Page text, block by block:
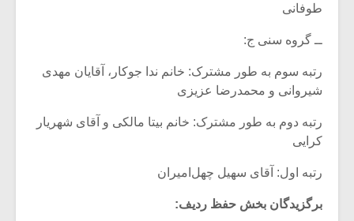
طوفانی
ــ گروه سنی ج:
رتبه سوم به طور مشترک: خانم ندا جوکار، آقایان مهدی
شیروانی و محمدرضا عزیزی
رتبه دوم به طور مشترک: خانم بیتا مالکی و آقای شهریار
کرایی
رتبه اول: آقای سهیل چهل‌امیران
برگزیدگان بخش حفظ ردیف: